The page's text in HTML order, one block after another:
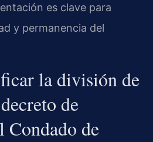
es clave para
y permanencia del
la división de
de
Condado de